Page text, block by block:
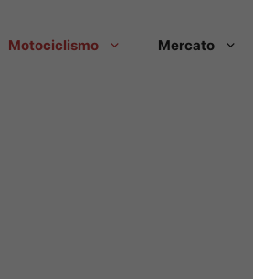
Motociclismo Mercato